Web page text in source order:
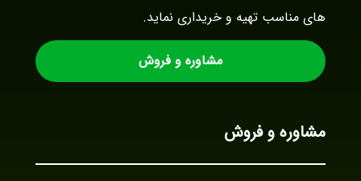
های مناسب تهیه و خریداری نماید.
مشاوره و فروش
مشاوره و فروش